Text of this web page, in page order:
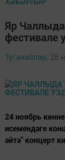
Яр
Туганайлар, 28
24 ноябрь
исемендәге
әйтә" концерт